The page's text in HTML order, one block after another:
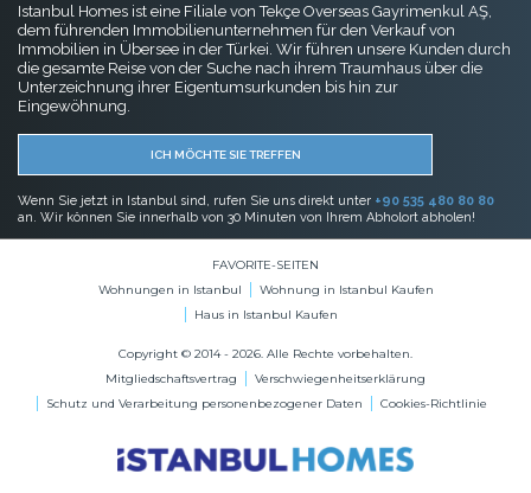
Istanbul Homes ist eine Filiale von Tekçe Overseas Gayrimenkul AŞ,
dem führenden Immobilienunternehmen für den Verkauf von
Immobilien in Übersee in der Türkei. Wir führen unsere Kunden durch
die gesamte Reise von der Suche nach ihrem Traumhaus über die
Unterzeichnung ihrer Eigentumsurkunden bis hin zur
Eingewöhnung.
ICH MÖCHTE SIE TREFFEN
Wenn Sie jetzt in Istanbul sind, rufen Sie uns direkt unter +90 535 480 80 80
an. Wir können Sie innerhalb von 30 Minuten von Ihrem Abholort abholen!
FAVORITE-SEITEN
Wohnungen in Istanbul
Wohnung in Istanbul Kaufen
Haus in Istanbul Kaufen
Copyright © 2014 - 2026. Alle Rechte vorbehalten.
Mitgliedschaftsvertrag
Verschwiegenheitserklärung
Schutz und Verarbeitung personenbezogener Daten
Cookies-Richtlinie